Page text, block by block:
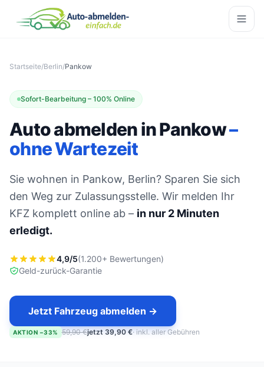
Startseite/Berlin/Pankow
Sofort-Bearbeitung – 100% Online
Auto abmelden in Pankow–
ohne Wartezeit
Sie wohnen in Pankow, Berlin? Sparen Sie sich
den Weg zur Zulassungsstelle. Wir melden Ihr
KFZ komplett online ab – in nur 2 Minuten
erledigt.
4,9/5(1.200+ Bewertungen)
Geld-zurück-Garantie
Jetzt Fahrzeug abmelden →
AKTION −33% 59,90 €jetzt 39,90 €· inkl. aller Gebühren